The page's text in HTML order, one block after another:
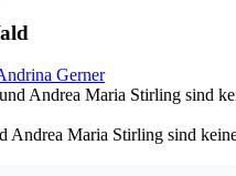
Gerner
Andrea Maria Stirling sind